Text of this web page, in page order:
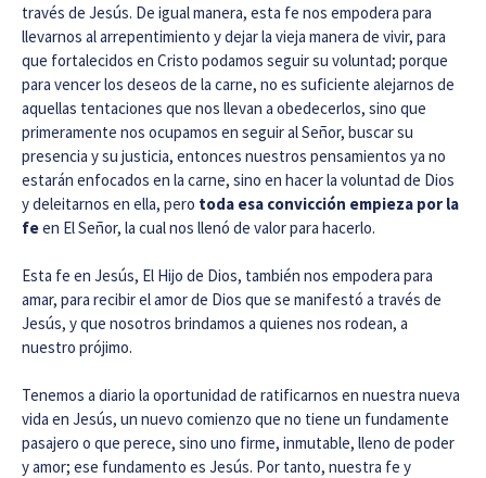
través de Jesús. De igual manera, esta fe nos empodera para
llevarnos al arrepentimiento y dejar la vieja manera de vivir, para
que fortalecidos en Cristo podamos seguir su voluntad; porque
para vencer los deseos de la carne, no es suficiente alejarnos de
aquellas tentaciones que nos llevan a obedecerlos, sino que
primeramente nos ocupamos en seguir al Señor, buscar su
presencia y su justicia, entonces nuestros pensamientos ya no
estarán enfocados en la carne, sino en hacer la voluntad de Dios
y deleitarnos en ella, pero toda esa convicción empieza por la
feen El Señor, la cual nos llenó de valor para hacerlo.
Esta fe en Jesús, El Hijo de Dios, también nos empodera para
amar, para recibir el amor de Dios que se manifestó a través de
Jesús, y que nosotros brindamos a quienes nos rodean, a
nuestro prójimo.
Tenemos a diario la oportunidad de ratificarnos en nuestra nueva
vida en Jesús, un nuevo comienzo que no tiene un fundamente
pasajero o que perece, sino uno firme, inmutable, lleno de poder
y amor; ese fundamento es Jesús. Por tanto, nuestra fe y